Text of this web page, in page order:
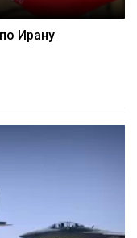
Ирану